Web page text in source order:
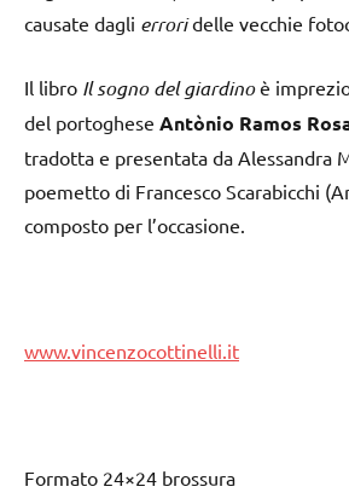
causate dagli erroridelle vecchie
Il libro Il sogno del giardinoè
del portoghese Antònio Ramos
tradotta e presentata da Alessandra
poemetto di Francesco Scarabicchi
composto per l’occasione.
www.vincenzocottinelli.it
Formato 24×24 brossura